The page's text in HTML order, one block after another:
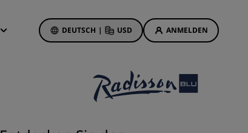
DEUTSCH | USD ANMELDEN
Hotelangebote